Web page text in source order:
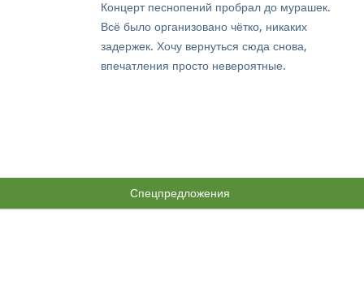
Концерт песнопений пробрал до мурашек.
Всё было организовано чётко, никаких
задержек. Хочу вернуться сюда снова,
впечатления просто невероятные.
Спецпредложения